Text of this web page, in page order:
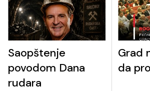
Saopštenje
povodom Dana
rudara
Grad
da